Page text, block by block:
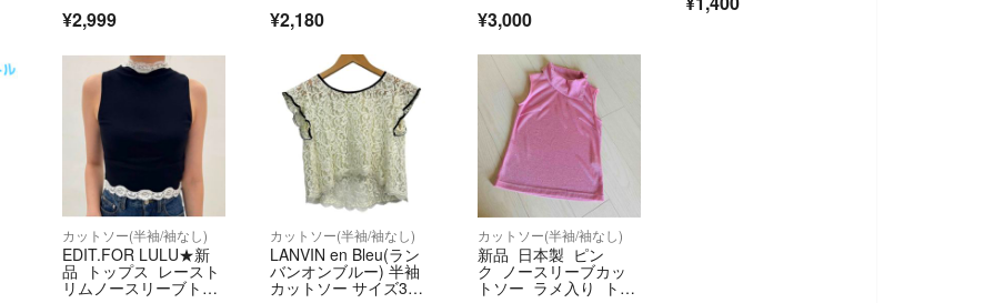
¥2,999 ¥2,180 ¥3,000
カットソー(半袖/袖なし)
EDIT.FOR LULU★新
品 トップス レースト
リムノースリーブトッ
カットソー(半袖/袖なし)
LANVIN en Bleu(ラン
バンオンブルー) 半袖
カットソー サイズ3
カットソー(半袖/袖なし)
新品 日本製 ピン
ク ノースリーブカッ
トソー ラメ入り トッ